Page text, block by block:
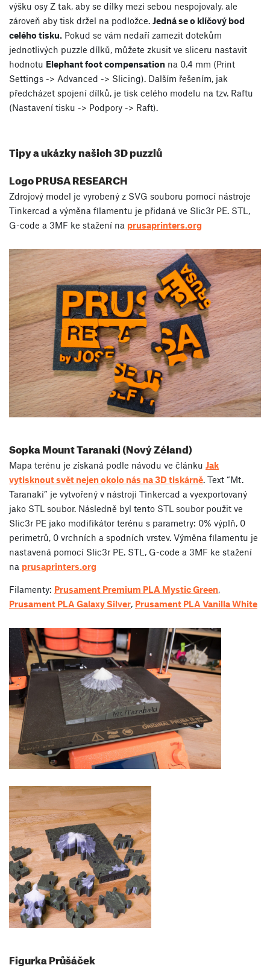
výšku osy Z tak, aby se dílky mezi sebou nespojovaly, ale
zároveň aby tisk držel na podložce. Jedná se o klíčový bod
celého tisku. Pokud se vám nedaří zamezit dotekům
jednotlivých puzzle dílků, můžete zkusit ve sliceru nastavit
hodnotu Elephant foot compensation na 0.4 mm (Print
Settings -> Advanced -> Slicing). Dalším řešením, jak
předcházet spojení dílků, je tisk celého modelu na tzv. Raftu
(Nastavení tisku -> Podpory -> Raft).
Tipy a ukázky našich 3D puzzlů
Logo PRUSA RESEARCH
Zdrojový model je vyrobený z SVG souboru pomocí nástroje
Tinkercad a výměna filamentu je přidaná ve Slic3r PE. STL,
G-code a 3MF ke stažení na prusaprinters.org
Sopka Mount Taranaki (Nový Zéland)
Mapa terénu je získaná podle návodu ve článku Jak
vytisknout svět nejen okolo nás na 3D tiskárně. Text “Mt.
Taranaki” je vytvořený v nástroji Tinkercad a vyexportovaný
jako STL soubor. Následně byl tento STL soubor použit ve
Slic3r PE jako modifikátor terénu s parametry: 0% výplň, 0
perimetrů, 0 vrchních a spodních vrstev. Výměna filamentu je
nastavená pomocí Slic3r PE. STL, G-code a 3MF ke stažení
na prusaprinters.org
Filamenty: Prusament Premium PLA Mystic Green,
Prusament PLA Galaxy Silver, Prusament PLA Vanilla White
Figurka Průšáček